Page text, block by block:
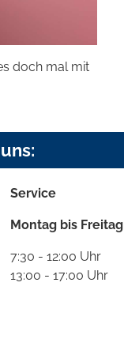
doch mal mit
Service
Montag bis Freitag
7:30 - 12:00 Uhr
13:00 - 17:00 Uhr